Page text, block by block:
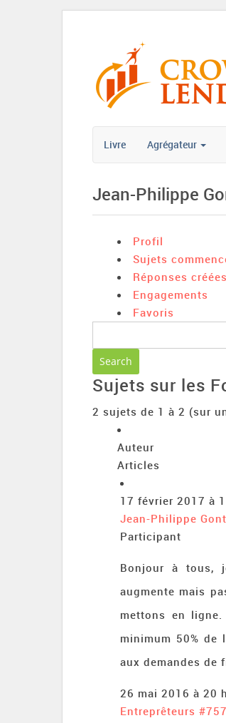
Livre Agrégateur
Jean-Philippe
Profil
Sujets
Réponses créées
Engagements
Favoris
Sujets sur les
2 sujets de 1 à 2 (sur
Auteur
Articles
17 février 2017 à
Jean-Philippe
Participant
Bonjour à tous,
augmente mais
mettons en
minimum 50%
aux demandes de
26 mai 2016 à 20
Entreprêteurs